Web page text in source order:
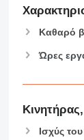
Καθαρό
Ώρες
Ισχύς